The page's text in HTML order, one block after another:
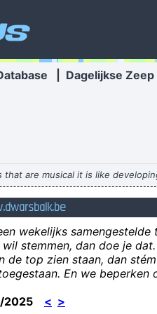
Dagelijkse Zeep
that are musical it is like
wekelijks
stemmen, dan doe je
de top zien staan, dan
En we
2025 < >